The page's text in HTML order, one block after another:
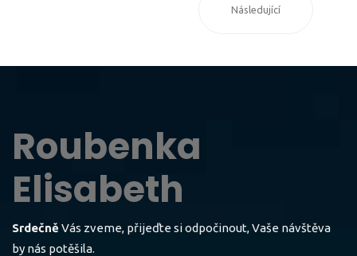
Následující
Roubenka
Elisabeth
Srdečně Vás zveme, přijeďte si odpočinout, Vaše návštěva
by nás potěšila.